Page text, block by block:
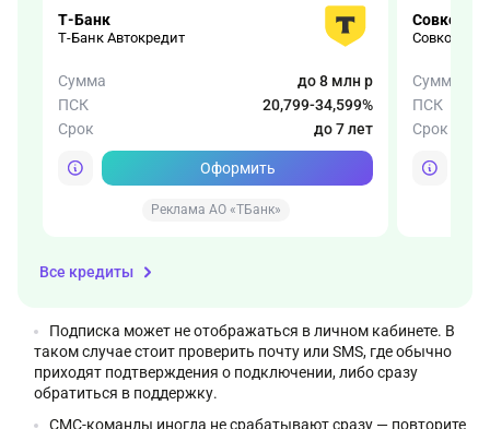
Т-Банк
Т-Банк Автокредит
Сумма
до 8 млн р
ПСК
20,799-34,599%
Срок
до 7 лет
Оформить
Реклама АО «ТБанк»
Сумма
ПСК
Срок
Все кредиты
Подписка может не отображаться в личном кабинете. В
таком случае стоит проверить почту или SMS, где обычно
приходят подтверждения о подключении, либо сразу
обратиться в поддержку.
СМС-команды иногда не срабатывают сразу — повторите